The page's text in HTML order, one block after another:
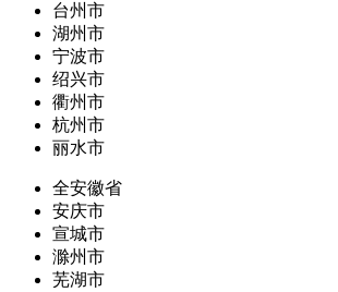
台州市
湖州市
宁波市
绍兴市
衢州市
杭州市
丽水市
全安徽省
安庆市
宣城市
滁州市
芜湖市